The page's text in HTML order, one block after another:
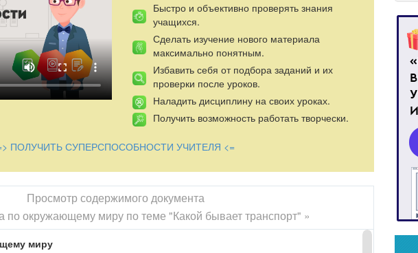
любознательность,интерес к работе.
: научатся классифицировать транспортные средства; рассказывать
информацию из дополнительных источников; запомнят номера телефонов
транспорта (транспорт прошлого и настоящего), карточки с названиями
проверки.
из сказки К.Чуковского «Тараканище»):
Быстро и объективно проверять знания
учащихся.
Сделать изучение нового материала
максимально понятным.
Избавить себя от подбора заданий и их
проверки после уроков.
Наладить дисциплину на своих уроках.
Получить возможность работать творчески.
ПОЛУЧИТЬ СУПЕРСПОСОБНОСТИ УЧИТЕЛЯ <=
Просмотр содержимого документа
по окружающему миру по теме "Какой бывает транспорт" »
миру